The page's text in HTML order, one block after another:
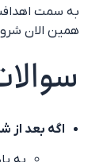
به سمت
همین الان
اگه بعد از